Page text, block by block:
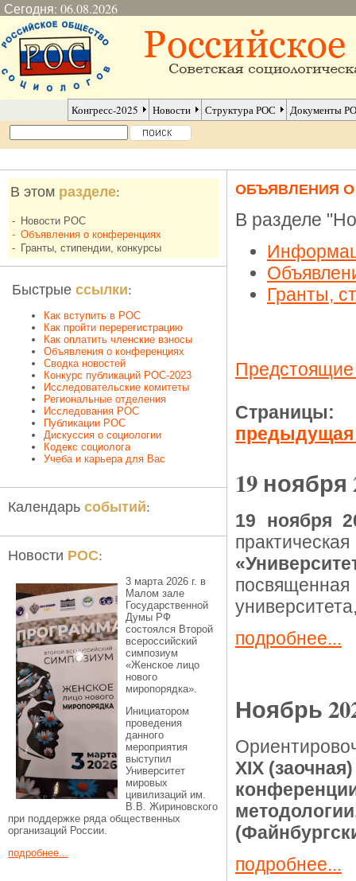
Сегодня: 06.08.2026
Конгресс-2025 Новости Структура РОС Документы
В этом разделе:
- Новости РОС
- Объявления о конференциях
- Гранты, стипендии, конкурсы
Быстрые ссылки:
Как вступить в РОС
Как пройти перерегистрацию
Как оплатить членские взносы
Объявления о конференциях
Сводка новостей
Конкурс публикаций РОС-2023
Исследовательские комитеты
Региональные отделения
Исследования РОС
Публикации РОС
Дискуссия о социологии
Кодекс социолога
Учеба и карьера для Вас
Календарь событий:
Новости РОС:
3 марта 2026 г. в
Малом зале
Государственной
Думы РФ
состоялся Второй
всероссийский
симпозиум
«Женское лицо
нового
миропорядка».
Инициатором
проведения
данного
мероприятия
выступил
Университет
мировых
цивилизаций им.
В.В. Жириновского
при поддержке ряда общественных
организаций России.
подробнее...
ОБЪЯВЛЕНИЯ
В разделе
Гранты,
Страницы:
19 ноября
19 ноября
посвященная
подробнее...
Ноябрь
XIX
подробнее...